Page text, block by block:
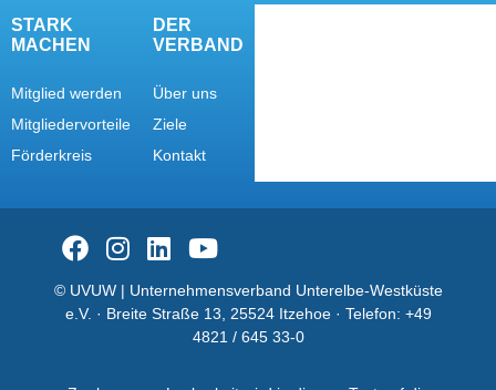
STARK
MACHEN
Mitglied werden
Mitgliedervorteile
Förderkreis
DER
VERBAND
Über uns
Ziele
Kontakt
© UVUW | Unternehmensverband Unterelbe-Westküste
e.V. · Breite Straße 13, 25524 Itzehoe · Telefon: +49
4821 / 645 33-0